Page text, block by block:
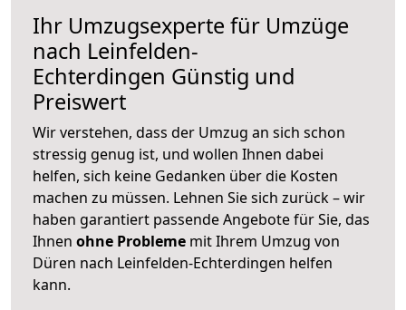
Ihr Umzugsexperte für Umzüge
nach Leinfelden-
Echterdingen Günstig und
Preiswert
Wir verstehen, dass der Umzug an sich schon
stressig genug ist, und wollen Ihnen dabei
helfen, sich keine Gedanken über die Kosten
machen zu müssen. Lehnen Sie sich zurück – wir
haben garantiert passende Angebote für Sie, das
Ihnen ohne Probleme mit Ihrem Umzug von
Düren nach Leinfelden-Echterdingen helfen
kann.